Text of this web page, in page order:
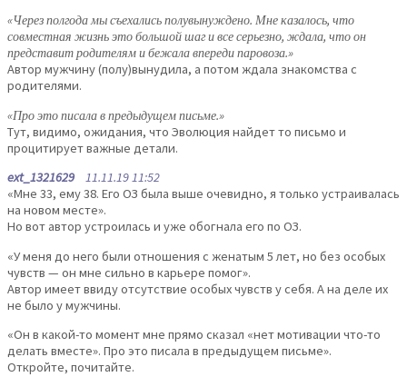
«Через полгода мы съехались полувынуждено. Мне казалось, что
совместная жизнь это большой шаг и все серьезно, ждала, что он
представит родителям и бежала впереди паровоза.»
Автор мужчину (полу)вынудила, а потом ждала знакомства с
родителями.
«Про это писала в предыдущем письме.»
Тут, видимо, ожидания, что Эволюция найдет то письмо и
процитирует важные детали.
ext_1321629 11.11.19 11:52
«Мне 33, ему 38. Его ОЗ была выше очевидно, я только устраивалась
на новом месте».
Но вот автор устроилась и уже обогнала его по ОЗ.
«У меня до него были отношения с женатым 5 лет, но без особых
чувств — он мне сильно в карьере помог».
Автор имеет ввиду отсутствие особых чувств у себя. А на деле их
не было у мужчины.
«Он в какой-то момент мне прямо сказал «нет мотивации что-то
делать вместе». Про это писала в предыдущем письме».
Откройте, почитайте.